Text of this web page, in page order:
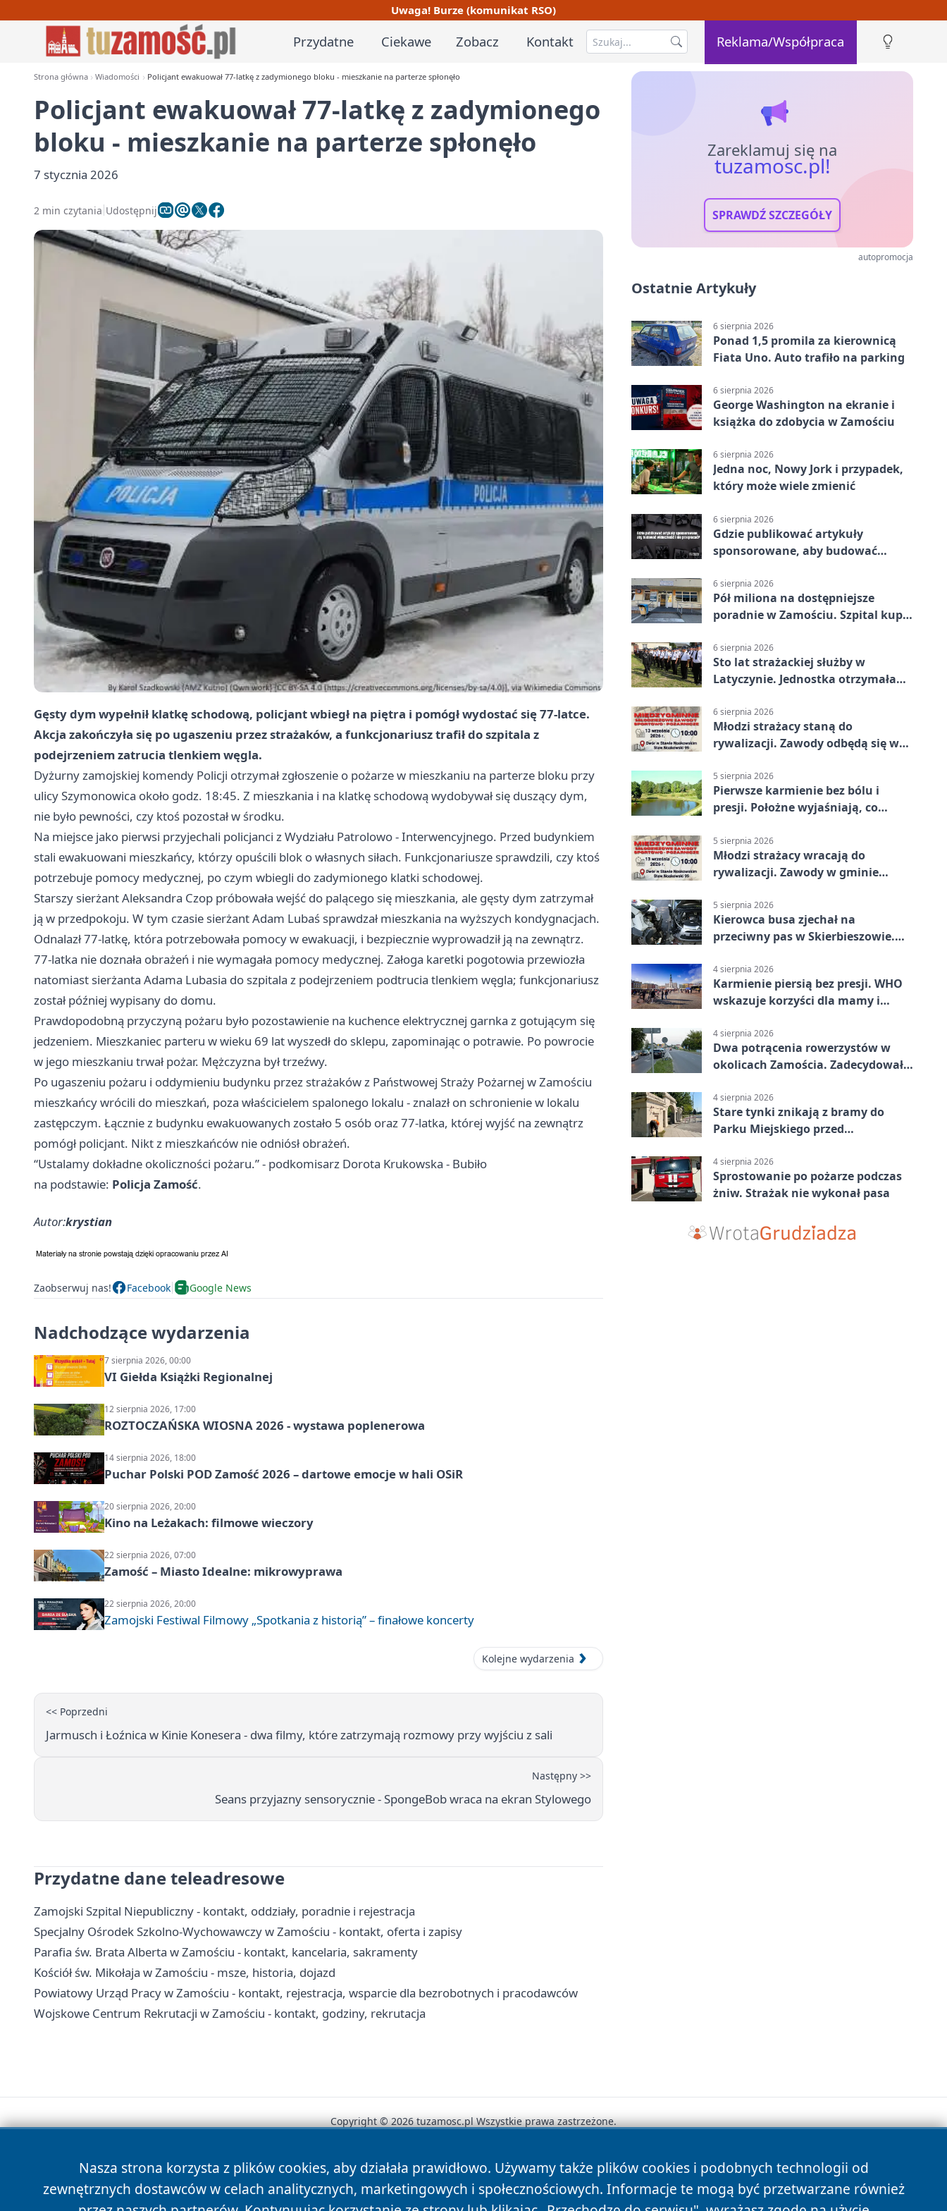
Uwaga! Burze (komunikat RSO)
Przydatne Ciekawe Zobacz Kontakt Reklama/Współpraca
Strona główna Wiadomości Policjant ewakuował 77-latkę z zadymionego bloku - mieszkanie na parterze spłonęło
Policjant ewakuował 77-latkę z zadymionego
bloku - mieszkanie na parterze spłonęło
7 stycznia 2026
2 min czytania Udostępnij
Gęsty dym wypełnił klatkę schodową, policjant wbiegł na piętra i pomógł wydostać się 77-latce.
Akcja zakończyła się po ugaszeniu przez strażaków, a funkcjonariusz trafił do szpitala z
podejrzeniem zatrucia tlenkiem węgla.
Dyżurny zamojskiej komendy Policji otrzymał zgłoszenie o pożarze w mieszkaniu na parterze bloku przy
ulicy Szymonowica około godz. 18:45. Z mieszkania i na klatkę schodową wydobywał się duszący dym,
nie było pewności, czy ktoś pozostał w środku.
Na miejsce jako pierwsi przyjechali policjanci z Wydziału Patrolowo - Interwencyjnego. Przed budynkiem
stali ewakuowani mieszkańcy, którzy opuścili blok o własnych siłach. Funkcjonariusze sprawdzili, czy ktoś
potrzebuje pomocy medycznej, po czym wbiegli do zadymionego klatki schodowej.
Starszy sierżant Aleksandra Czop próbowała wejść do palącego się mieszkania, ale gęsty dym zatrzymał
ją w przedpokoju. W tym czasie sierżant Adam Lubaś sprawdzał mieszkania na wyższych kondygnacjach.
Odnalazł 77-latkę, która potrzebowała pomocy w ewakuacji, i bezpiecznie wyprowadził ją na zewnątrz.
77-latka nie doznała obrażeń i nie wymagała pomocy medycznej. Załoga karetki pogotowia przewiozła
natomiast sierżanta Adama Lubasia do szpitala z podejrzeniem podtrucia tlenkiem węgla; funkcjonariusz
został później wypisany do domu.
Prawdopodobną przyczyną pożaru było pozostawienie na kuchence elektrycznej garnka z gotującym się
jedzeniem. Mieszkaniec parteru w wieku 69 lat wyszedł do sklepu, zapominając o potrawie. Po powrocie
w jego mieszkaniu trwał pożar. Mężczyzna był trzeźwy.
Po ugaszeniu pożaru i oddymieniu budynku przez strażaków z Państwowej Straży Pożarnej w Zamościu
mieszkańcy wrócili do mieszkań, poza właścicielem spalonego lokalu - znalazł on schronienie w lokalu
zastępczym. Łącznie z budynku ewakuowanych zostało 5 osób oraz 77-latka, której wyjść na zewnątrz
pomógł policjant. Nikt z mieszkańców nie odniósł obrażeń.
“Ustalamy dokładne okoliczności pożaru.” - podkomisarz Dorota Krukowska - Bubiło
na podstawie: Policja Zamość.
Autor:krystian
Zaobserwuj nas! Facebook Google News
Nadchodzące wydarzenia
7 sierpnia 2026, 00:00
VI Giełda Książki Regionalnej
12 sierpnia 2026, 17:00
ROZTOCZAŃSKA WIOSNA 2026 - wystawa poplenerowa
14 sierpnia 2026, 18:00
Puchar Polski POD Zamość 2026 – dartowe emocje w hali OSiR
20 sierpnia 2026, 20:00
Kino na Leżakach: filmowe wieczory
22 sierpnia 2026, 07:00
Zamość – Miasto Idealne: mikrowyprawa
22 sierpnia 2026, 20:00
Zamojski Festiwal Filmowy „Spotkania z historią” – finałowe koncerty
Kolejne wydarzenia
<< Poprzedni
Jarmusch i Łoźnica w Kinie Konesera - dwa filmy, które zatrzymają rozmowy przy wyjściu z sali
Następny >>
Seans przyjazny sensorycznie - SpongeBob wraca na ekran Stylowego
Przydatne dane teleadresowe
Zamojski Szpital Niepubliczny - kontakt, oddziały, poradnie i rejestracja
Specjalny Ośrodek Szkolno-Wychowawczy w Zamościu - kontakt, oferta i zapisy
Parafia św. Brata Alberta w Zamościu - kontakt, kancelaria, sakramenty
Kościół św. Mikołaja w Zamościu - msze, historia, dojazd
Powiatowy Urząd Pracy w Zamościu - kontakt, rejestracja, wsparcie dla bezrobotnych i pracodawców
Wojskowe Centrum Rekrutacji w Zamościu - kontakt, godziny, rekrutacja
Zareklamuj się na
tuzamosc.pl!
SPRAWDŹ SZCZEGÓŁY
autopromocja
Ostatnie Artykuły
6 sierpnia 2026
Ponad 1,5 promila za kierownicą
Fiata Uno. Auto trafiło na parking
6 sierpnia 2026
George Washington na ekranie i
książka do zdobycia w Zamościu
6 sierpnia 2026
Jedna noc, Nowy Jork i przypadek,
który może wiele zmienić
6 sierpnia 2026
Gdzie publikować artykuły
sponsorowane, aby budować
6 sierpnia 2026
Pół miliona na dostępniejsze
poradnie w Zamościu. Szpital kupi
6 sierpnia 2026
Sto lat strażackiej służby w
Latyczynie. Jednostka otrzymała
6 sierpnia 2026
Młodzi strażacy staną do
rywalizacji. Zawody odbędą się w
5 sierpnia 2026
Pierwsze karmienie bez bólu i
presji. Położne wyjaśniają, co
5 sierpnia 2026
Młodzi strażacy wracają do
rywalizacji. Zawody w gminie
5 sierpnia 2026
Kierowca busa zjechał na
przeciwny pas w Skierbieszowie.
4 sierpnia 2026
Karmienie piersią bez presji. WHO
wskazuje korzyści dla mamy i
4 sierpnia 2026
Dwa potrącenia rowerzystów w
okolicach Zamościa. Zadecydowało
4 sierpnia 2026
Stare tynki znikają z bramy do
Parku Miejskiego przed
4 sierpnia 2026
Sprostowanie po pożarze podczas
żniw. Strażak nie wykonał pasa
Nasza strona korzysta z plików cookies, aby działała prawidłowo. Używamy także plików cookies i podobnych technologii od
zewnętrznych dostawców w celach analitycznych, marketingowych i społecznościowych. Informacje te mogą być przetwarzane również
Copyright © 2026 tuzamosc.pl Wszystkie prawa zastrzeżone.
News Autorzy Polityka Prywatności Polityka Cookies